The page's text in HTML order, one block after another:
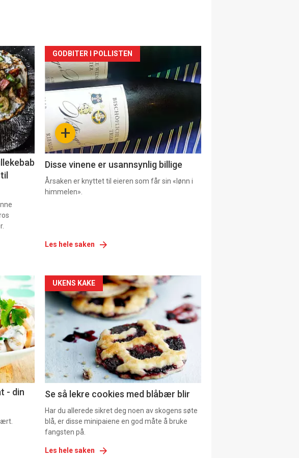
Forsiden
akkurat
nå
3 +
GODBITER I POLLISTEN
Disse vinene er usannsynlig billige
Årsaken er knyttet til eieren som får sin «lønn i
himmelen».
Les hele saken
- din
Forsiden
akkurat
nå
6
UKENS KAKE
Se så lekre cookies med blåbær blir
Har du allerede sikret deg noen av skogens søte
blå, er disse minipaiene en god måte å bruke
fangsten på.
Les hele saken